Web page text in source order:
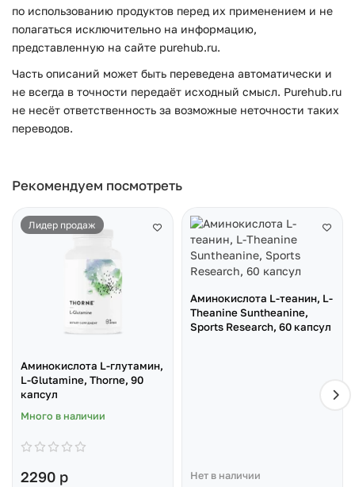
по использованию продуктов перед их применением и не
полагаться исключительно на информацию,
представленную на сайте purehub.ru.
Часть описаний может быть переведена автоматически и
не всегда в точности передаёт исходный смысл. Purehub.ru
не несёт ответственность за возможные неточности таких
переводов.
Рекомендуем посмотреть
Лидер продаж
Аминокислота L-глутамин,
L-Glutamine, Thorne, 90
капсул
Много в наличии
2290 р
Аминокислота L-теанин, L-
Theanine Suntheanine,
Sports Research, 60 капсул
Нет в наличии